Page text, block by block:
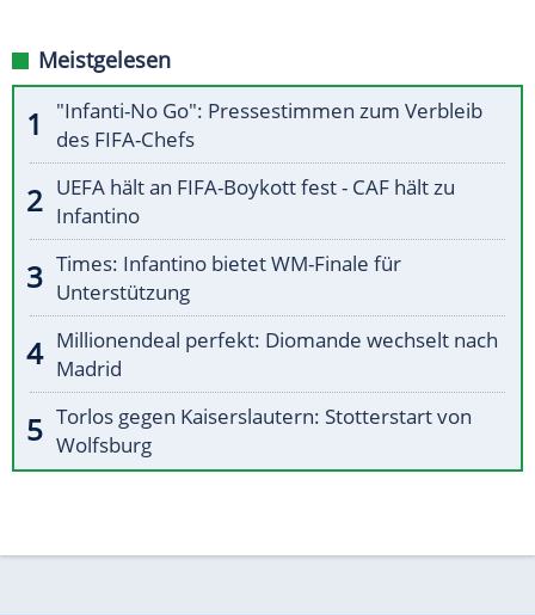
Meistgelesen
"Infanti-No Go": Pressestimmen zum Verbleib
des FIFA-Chefs
UEFA hält an FIFA-Boykott fest - CAF hält zu
Infantino
Times: Infantino bietet WM-Finale für
Unterstützung
Millionendeal perfekt: Diomande wechselt nach
Madrid
Torlos gegen Kaiserslautern: Stotterstart von
Wolfsburg